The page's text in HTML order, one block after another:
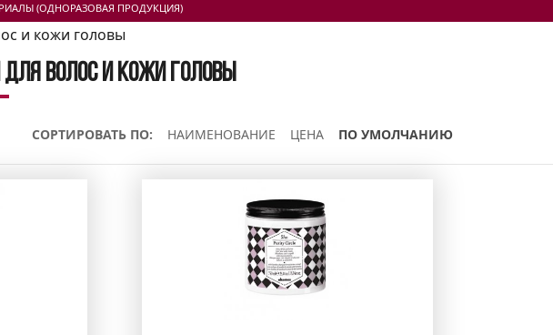
(ОДНОРАЗОВАЯ ПРОДУКЦИЯ)
и кожи головы
волос и кожи головы
СОРТИРОВАТЬ ПО: НАИМЕНОВАНИЕ ЦЕНА ПО УМОЛЧАНИЮ